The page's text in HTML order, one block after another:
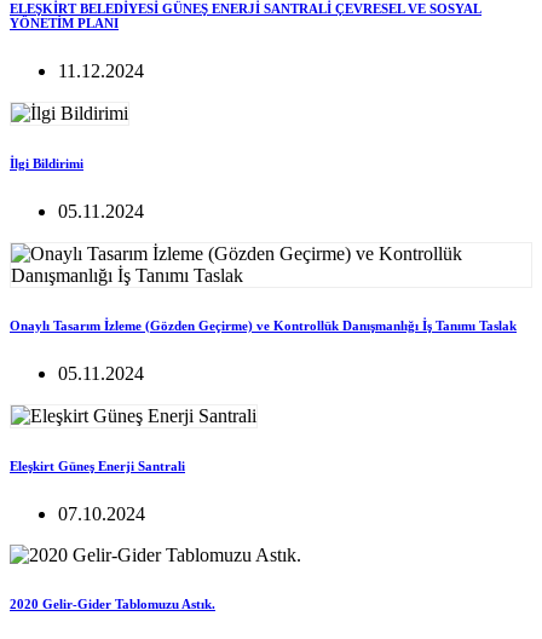
ELEŞKİRT BELEDİYESİ GÜNEŞ ENERJİ SANTRALİ ÇEVRESEL VE SOSYAL
YÖNETİM PLANI
11.12.2024
İlgi Bildirimi
05.11.2024
Onaylı Tasarım İzleme (Gözden Geçirme) ve Kontrollük Danışmanlığı İş Tanımı Taslak
05.11.2024
Eleşkirt Güneş Enerji Santrali
07.10.2024
2020 Gelir-Gider Tablomuzu Astık.